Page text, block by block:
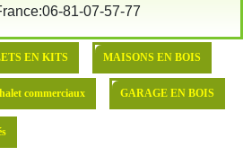
81-07-57-77
EN KITS MAISONS EN BOIS
commerciaux GARAGE EN BOIS